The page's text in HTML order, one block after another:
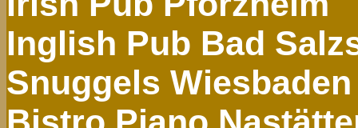
Inglish Pub Bad
Snuggels Wiesbaden